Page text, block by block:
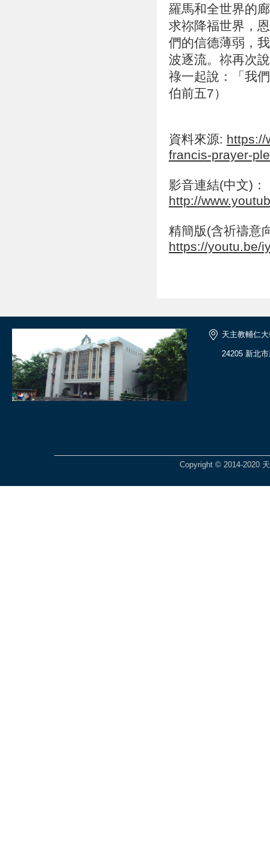
羅馬和全世界的
求祢降福世界，
們的信德薄弱，
波逐流。祢再次
祿一起說：「我
伯前五7）
資料來源: https://
francis-prayer-
影音連結(中文)：
http://
精簡版(含祈禱意
https://youtu.be/
天主教輔仁
24205 新北
Copyright © 2014-2020